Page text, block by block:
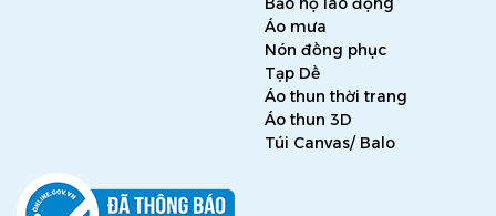
Áo mưa
Nón đồng phục
Tạp Dề
Áo thun thời trang
Áo thun 3D
Túi Canvas/ Balo